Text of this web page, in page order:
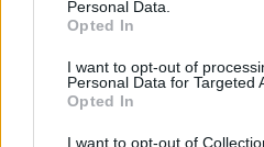
Personal Data.
Opted In
I want to opt-out of
Personal Data for Targeted
Opted In
I want to opt-out of